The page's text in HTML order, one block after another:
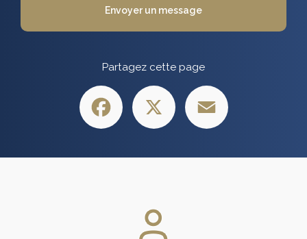
Envoyer un message
Partagez cette page
Facebook